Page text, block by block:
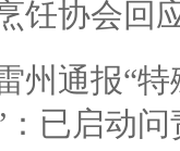
饪协会回
州通报“
：已启动